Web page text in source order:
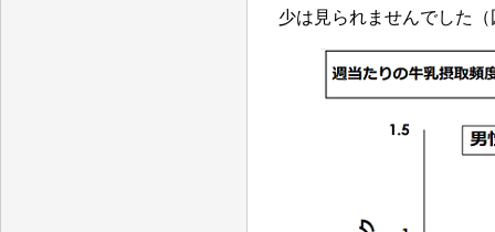
少は見られませんでした